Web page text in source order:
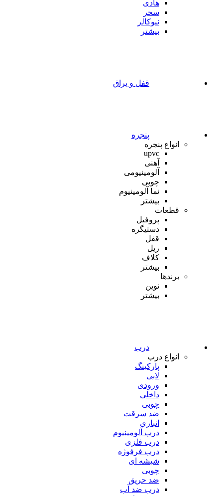
هادی
سحر
نیوکالر
بیشتر
قفل و یراق
پنجره
انواع پنجره
upvc
آهنی
آلومینیومی
چوبی
نما آلومینیوم
بیشتر
قطعات
پروفیل
دستیگره
قفل
ریل
کلاف
بیشتر
برندها
نوین
بیشتر
درب
انواع درب
پارکینگ
لابی
ورودی
داخلی
چوبی
ضد سرقت
انباری
درب آلومینیوم
درب فلزی
درب فرفوژه
شیشه ای
چوبی
ضد حریق
درب ضد آب